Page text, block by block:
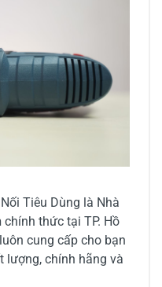
Tiêu Dùng là Nhà
chính thức tại TP. Hồ
luôn cung cấp cho bạn
lượng, chính hãng và